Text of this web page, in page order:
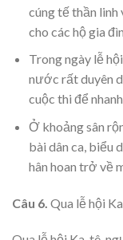
cúng tế thần
cho các hộ gia
Trong ngày lễ
nước rất duyên
cuộc thi để
Ở khoảng sân
bài dân ca, biểu
hân hoan trở về
Câu 6. Qua lễ hội